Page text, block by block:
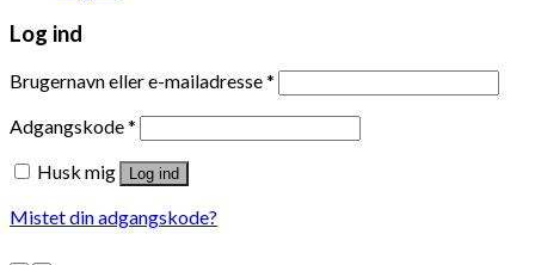
Log ind
Brugernavn eller e-mailadresse*
Adgangskode*
Husk mig
Log ind
Mistet din adgangskode?